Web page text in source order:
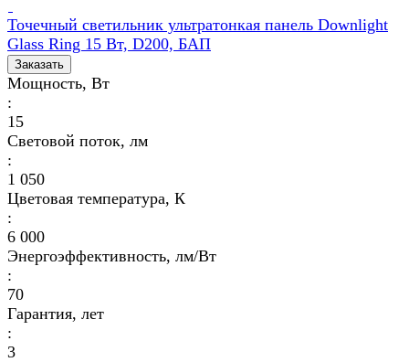
Точечный светильник ультратонкая панель Downlight
Glass Ring 15 Вт, D200, БАП
Заказать
Мощность, Вт
:
15
Световой поток, лм
:
1 050
Цветовая температура, К
:
6 000
Энергоэффективность, лм/Вт
:
70
Гарантия, лет
:
3